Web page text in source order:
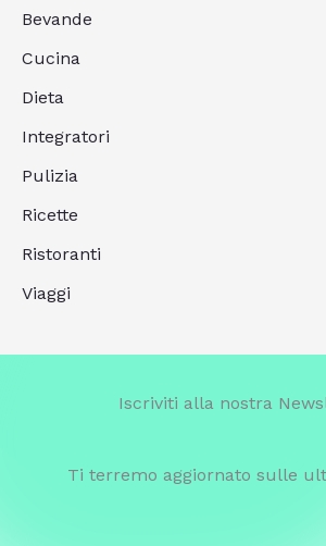
Bevande
Cucina
Dieta
Integratori
Pulizia
Ricette
Ristoranti
Viaggi
Iscriviti alla nostra
Ti terremo aggiornato sulle